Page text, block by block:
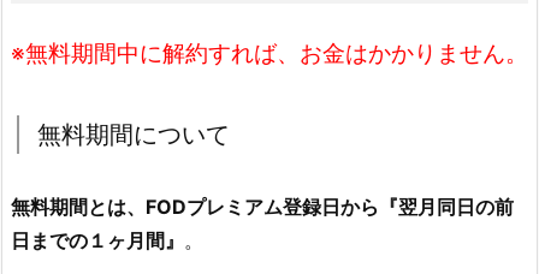
※無料期間中に解約すれば、お金はかかりません。
無料期間について
無料期間とは、FODプレミアム登録日から『翌月同日の前
日までの１ヶ月間』 。